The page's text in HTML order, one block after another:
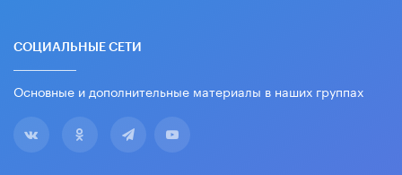
СОЦИАЛЬНЫЕ СЕТИ
Основные и дополнительные материалы в наших группах